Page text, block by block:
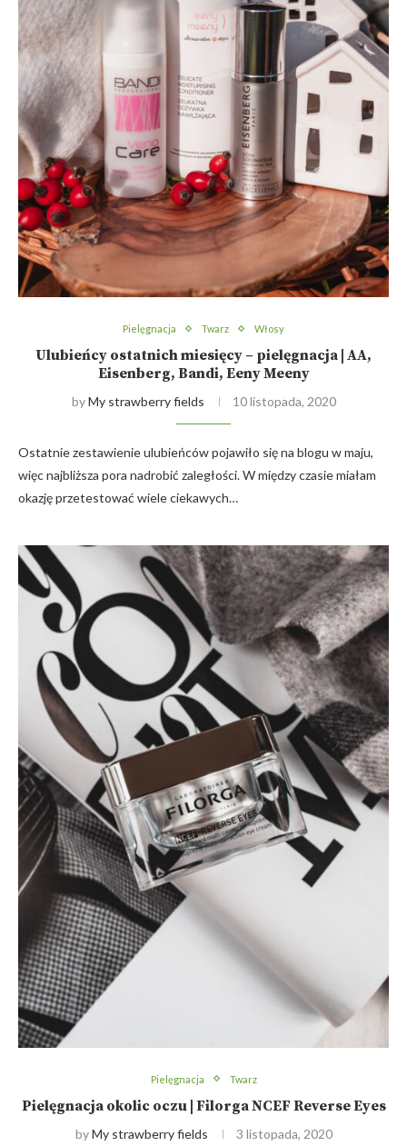
Pielęgnacja Twarz Włosy
Ulubieńcy ostatnich miesięcy – pielęgnacja | AA,
Eisenberg, Bandi, Eeny Meeny
byMy strawberry fields 10 listopada, 2020
Ostatnie zestawienie ulubieńców pojawiło się na blogu w maju,
więc najbliższa pora nadrobić zaległości. W między czasie miałam
okazję przetestować wiele ciekawych…
Pielęgnacja Twarz
Pielęgnacja okolic oczu | Filorga NCEF Reverse Eyes
byMy strawberry fields 3 listopada, 2020